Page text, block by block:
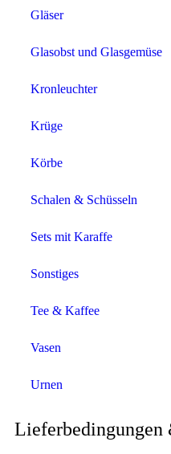
Gläser
Glasobst und Glasgemüse
Kronleuchter
Krüge
Körbe
Schalen & Schüsseln
Sets mit Karaffe
Sonstiges
Tee & Kaffee
Vasen
Urnen
Lieferbedingungen